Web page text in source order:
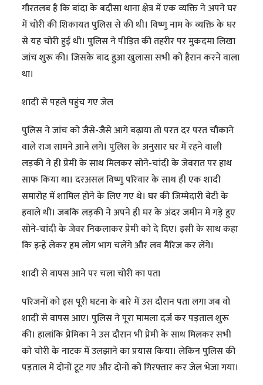
गौरतलब है कि बांदा के बदौसा थाना क्षेत्र में एक व्यक्ति ने अपने घर
में चोरी की शिकायत पुलिस से की थी। विष्णु नाम के व्यक्ति के घर
से यह चोरी हुई थी। पुलिस ने पीड़ित की तहरीर पर मुकदमा लिखा
जांच शुरू की। जिसके बाद हुआ खुलासा सभी को हैरान करने वाला
था।
शादी से पहले पहुंच गए जेल
पुलिस ने जांच को जैसे-जैसे आगे बढ़ाया तो परत दर परत चौकाने
वाले राज सामने आने लगे। पुलिस के अनुसार घर में रहने वाली
लड़की ने ही प्रेमी के साथ मिलकर सोने-चांदी के जेवरात पर हाथ
साफ किया था। दरअसल विष्णु परिवार के साथ ही एक शादी
समारोह में शामिल होने के लिए गए थे। घर की जिम्मेदारी बेटी के
हवाले थी। जबकि लड़की ने अपने ही घर के अंदर जमीन में गड़े हुए
सोने-चांदी के जेवर निकलाकर प्रेमी को दे दिए। इसी के साथ कहा
कि इन्हें लेकर हम लोग भाग चलेंगे और लव मैरिज कर लेंगे।
शादी से वापस आने पर चला चोरी का पता
परिजनों को इस पूरी घटना के बारे में उस दौरान पता लगा जब वो
शादी से वापस आए। पुलिस ने पूरा मामला दर्ज कर पड़ताल शुरू
की। हालांकि प्रेमिका ने उस दौरान भी प्रेमी के साथ मिलकर सभी
को चोरी के नाटक में उलझाने का प्रयास किया। लेकिन पुलिस की
पड़ताल में दोनों टूट गए और दोनों को गिरफ्तार कर जेल भेजा गया।